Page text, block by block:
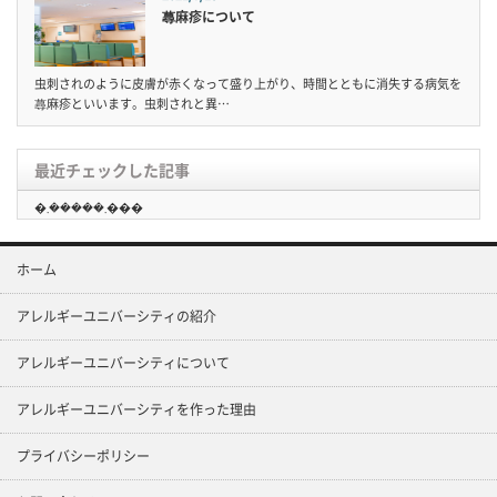
蕁麻疹について
虫刺されのように皮膚が赤くなって盛り上がり、時間とともに消失する病気を
蕁麻疹といいます。虫刺されと異…
最近チェックした記事
�܂�����܂���
ホーム
アレルギーユニバーシティの紹介
アレルギーユニバーシティについて
アレルギーユニバーシティを作った理由
プライバシーポリシー